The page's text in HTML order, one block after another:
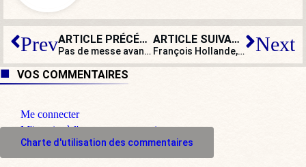
Prev ARTICLE PRÉCÉDENT
Pas de messe avant début décembre : au bourricot catho, on ne desserre pas la bride !
ARTICLE SUIVANT
François Hollande, de Julie en Juliette ? Next
VOS COMMENTAIRES
Me connecter
M'inscrire à l'espace commentaire
Charte d'utilisation des commentaires